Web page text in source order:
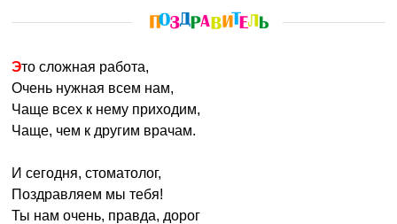
Это сложная работа,
Очень нужная всем нам,
Чаще всех к нему приходим,
Чаще, чем к другим врачам.
И сегодня, стоматолог,
Поздравляем мы тебя!
Ты нам очень, правда, дорог